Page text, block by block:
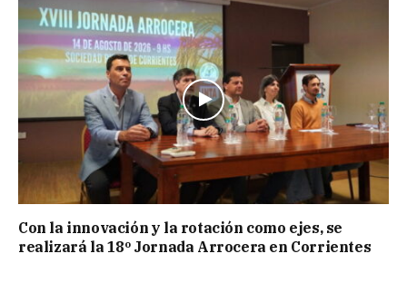
Con la innovación y la rotación como ejes, se
realizará la 18º Jornada Arrocera en Corrientes